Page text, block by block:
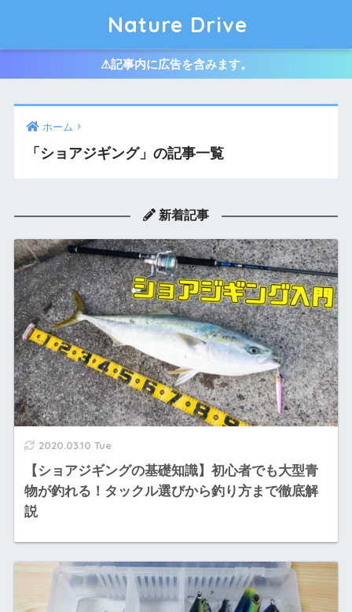
Nature Drive
⚠︎記事内に広告を含みます。
ホーム
「ショアジギング」の記事一覧
新着記事
2020.03.10 Tue
【ショアジギングの基礎知識】初心者でも大型青
物が釣れる！タックル選びから釣り方まで徹底解
説